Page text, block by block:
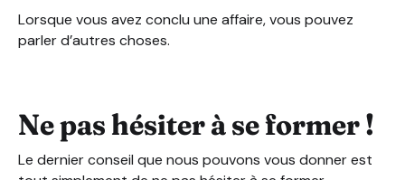
Lorsque vous avez conclu une affaire, vous pouvez
parler d’autres choses.
Ne pas hésiter à se former !
Le dernier conseil que nous pouvons vous donner est